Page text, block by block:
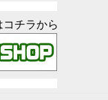
チラから